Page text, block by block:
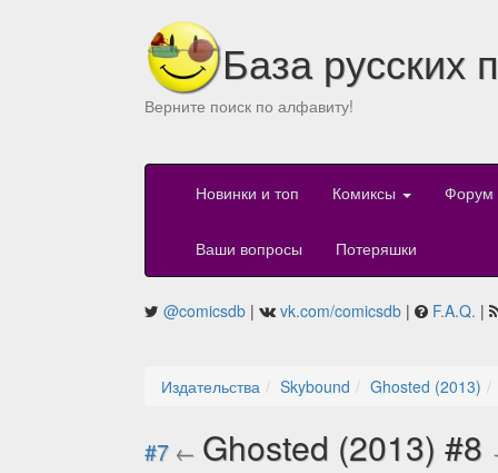
База русских
Верните поиск по алфавиту!
Новинки и топ Комиксы Форум
Ваши вопросы Потеряшки
@comicsdb | vk.com/comicsdb | F.A.Q. |
Издательства Skybound Ghosted (2013)
#7 ← Ghosted (2013) #8